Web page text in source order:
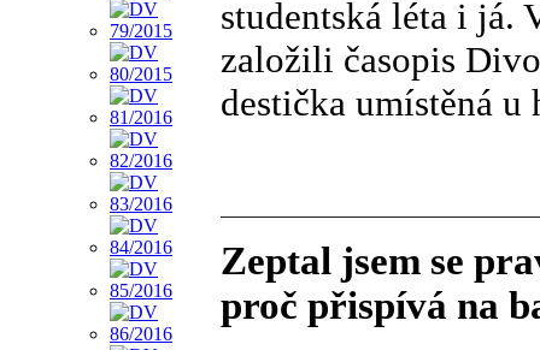
studentská léta i já.
založili časopis
destička umístěná
Zeptal jsem se
proč přispívá na